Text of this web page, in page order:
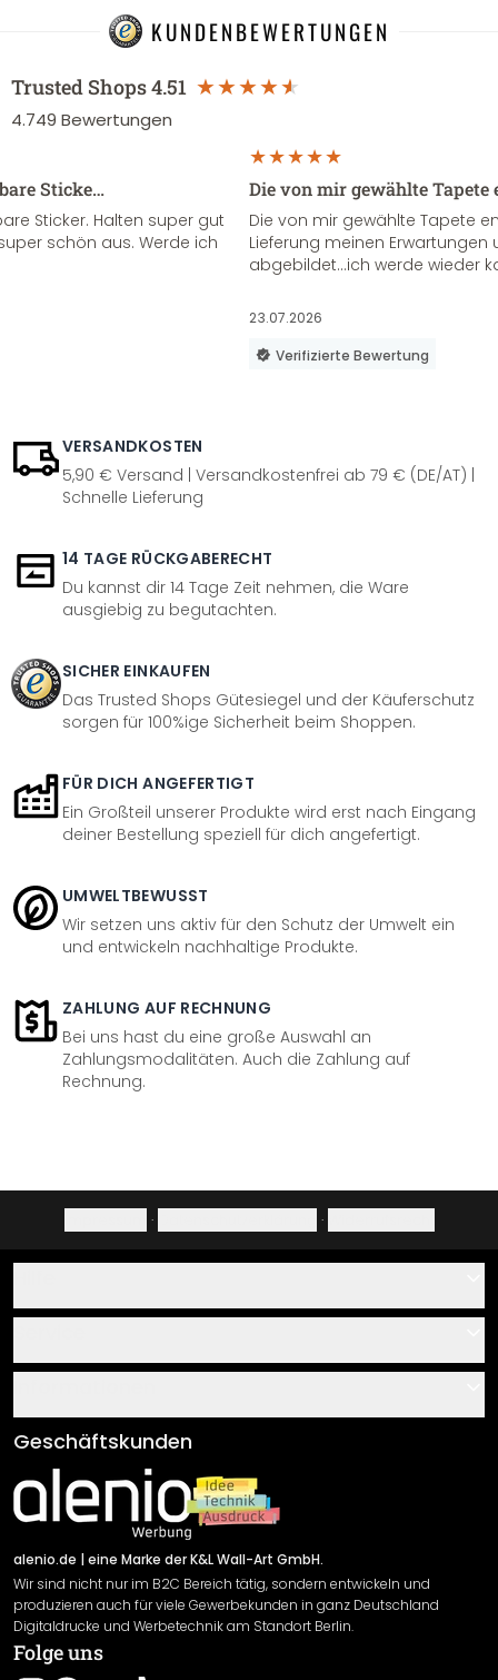
KUNDENBEWERTUNGEN
Trusted Shops4.51
4.749 Bewertungen
Sticke…
Sticker. Halten super gut
schön aus. Werde ich
Die von mir gewählte
Die von mir gewählte Tapete
Lieferung meinen Erwartungen
abgebildet...ich werde wieder
23.07.2026
Verifizierte Bewertung
VERSANDKOSTEN
5,90 € Versand | Versandkostenfrei ab 79 € (DE/AT) |
Schnelle Lieferung
14 TAGE RÜCKGABERECHT
Du kannst dir 14 Tage Zeit nehmen, die Ware
ausgiebig zu begutachten.
SICHER EINKAUFEN
Das Trusted Shops Gütesiegel und der Käuferschutz
sorgen für 100%ige Sicherheit beim Shoppen.
FÜR DICH ANGEFERTIGT
Ein Großteil unserer Produkte wird erst nach Eingang
deiner Bestellung speziell für dich angefertigt.
UMWELTBEWUSST
Wir setzen uns aktiv für den Schutz der Umwelt ein
und entwickeln nachhaltige Produkte.
ZAHLUNG AUF RECHNUNG
Bei uns hast du eine große Auswahl an
Zahlungsmodalitäten. Auch die Zahlung auf
Rechnung.
· ·
Über uns
Klebe- und Montageanleitungen
Newsletter An-/Abmeldung
Sendungsverfolgung
AGB
Impressum
Versand & Zahlung
Rücksendung
Widerrufsrecht
Datenschutzerklärung
Gewährleistung
Geschäftskunden
alenio.de | eine Marke der K&L Wall-Art GmbH.
Wir sind nicht nur im B2C Bereich tätig, sondern entwickeln und
produzieren auch für viele Gewerbekunden in ganz Deutschland
Digitaldrucke und Werbetechnik am Standort Berlin.
Folge uns